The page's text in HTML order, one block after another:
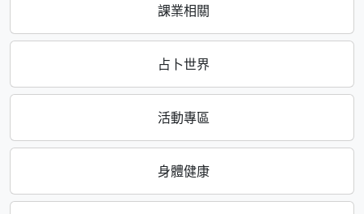
課業相關
占卜世界
活動專區
身體健康